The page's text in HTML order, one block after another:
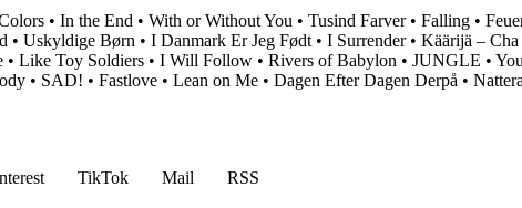
• In the End • With or Without You • Tusind Farver• Falling •
• Uskyldige Børn • I Danmark Er Jeg Født • I Surrender• Käärijä –
• Like Toy Soldiers • I Will Follow • Rivers of Babylon • JUNGLE •
• SAD! • Fastlove • Lean on Me • Dagen Efter Dagen Derpå •
TikTok Mail
RSS